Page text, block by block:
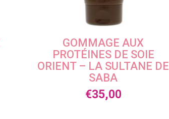
GOMMAGE AUX
PROTÉINES DE SOIE
ORIENT – LA SULTANE DE
SABA
€35,00